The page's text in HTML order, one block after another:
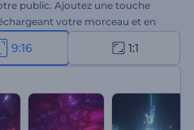
public. Ajoutez une touche
votre morceau et en
à l'ambiance et au
est indispensable pour les
de contenu qui souhaitent
Créez maintenant et
expérience audiovisuelle
9:16 1:1